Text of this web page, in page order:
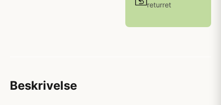
returret
Beskrivelse